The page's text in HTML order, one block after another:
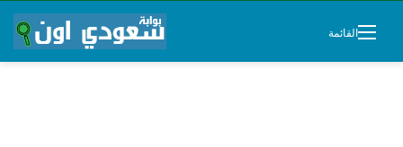
القائمة